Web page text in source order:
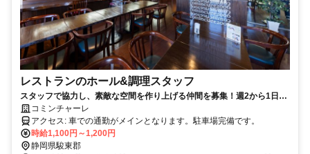
レストランのホール&調理スタッフ
スタッフで協力し、素敵な空間を作り上げる仲間を募集！週2から1日3
時間からＯＫ！未経験者歓迎！フィットネスジム無料！
コミンチャーレ
アクセス: 車での通勤がメインとなります。駐車場完備です。
時給1,100円～1,200円
静岡県駿東郡